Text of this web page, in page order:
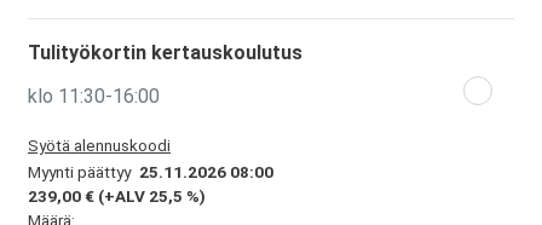
Tulityökortin kertauskoulutus
klo 11:30-16:00
Syötä alennuskoodi
Myynti päättyy 25.11.2026 08:00
239,00 € (+ALV 25,5 %)
Määrä: